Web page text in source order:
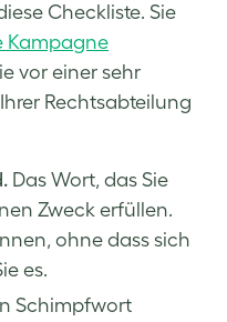
Checkliste. Sie
Kampagne
vor einer sehr
Rechtsabteilung
Das Wort, das Sie
Zweck erfüllen.
ohne dass sich
es.
Schimpfwort